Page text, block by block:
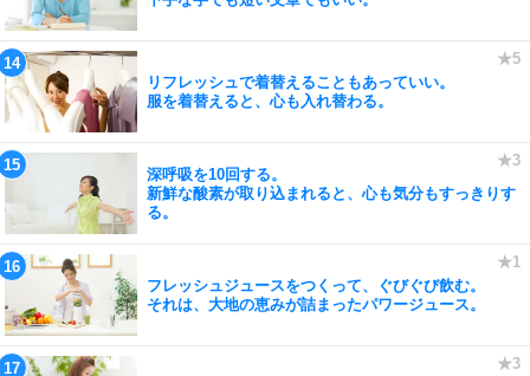
リフレッシュで着替えることもあっていい。
服を着替えると、心も入れ替わる。
深呼吸を10回する。
新鮮な酸素が取り込まれると、心も気分もすっきりす
る。
フレッシュジュースをつくって、ぐびぐび飲む。
それは、大地の恵みが詰まったパワージュース。